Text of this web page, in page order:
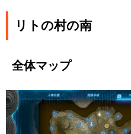
リトの村の南
全体マップ